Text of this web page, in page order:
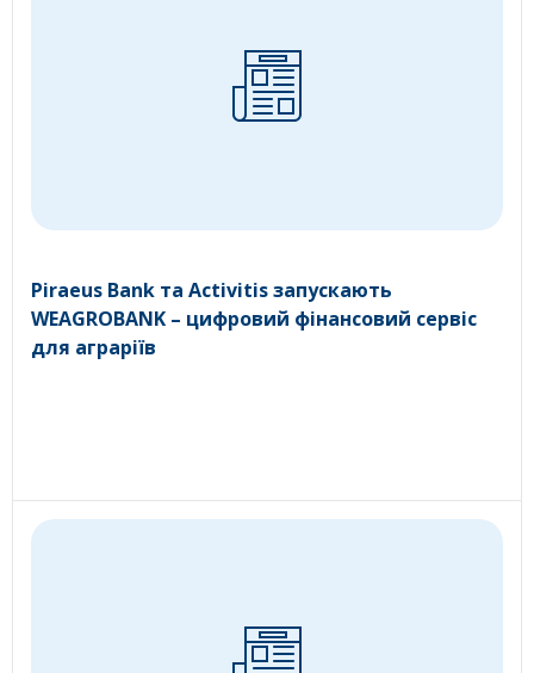
Piraeus Bank та Activitis запускають
WEAGROBANK – цифровий фінансовий сервіс
для аграріїв